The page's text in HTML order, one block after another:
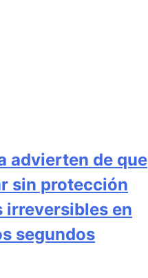
advierten de que
sin protección
irreversibles en
segundos